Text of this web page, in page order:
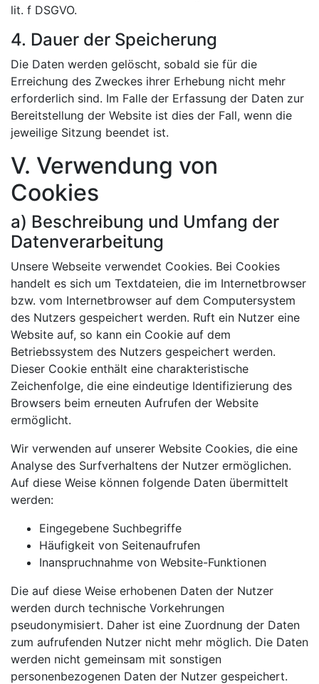
lit. f DSGVO.
4. Dauer der Speicherung
Die Daten werden gelöscht, sobald sie für die
Erreichung des Zweckes ihrer Erhebung nicht mehr
erforderlich sind. Im Falle der Erfassung der Daten zur
Bereitstellung der Website ist dies der Fall, wenn die
jeweilige Sitzung beendet ist.
V. Verwendung von
Cookies
a) Beschreibung und Umfang der
Datenverarbeitung
Unsere Webseite verwendet Cookies. Bei Cookies
handelt es sich um Textdateien, die im Internetbrowser
bzw. vom Internetbrowser auf dem Computersystem
des Nutzers gespeichert werden. Ruft ein Nutzer eine
Website auf, so kann ein Cookie auf dem
Betriebssystem des Nutzers gespeichert werden.
Dieser Cookie enthält eine charakteristische
Zeichenfolge, die eine eindeutige Identifizierung des
Browsers beim erneuten Aufrufen der Website
ermöglicht.
Wir verwenden auf unserer Website Cookies, die eine
Analyse des Surfverhaltens der Nutzer ermöglichen.
Auf diese Weise können folgende Daten übermittelt
werden:
Eingegebene Suchbegriffe
Häufigkeit von Seitenaufrufen
Inanspruchnahme von Website-Funktionen
Die auf diese Weise erhobenen Daten der Nutzer
werden durch technische Vorkehrungen
pseudonymisiert. Daher ist eine Zuordnung der Daten
zum aufrufenden Nutzer nicht mehr möglich. Die Daten
werden nicht gemeinsam mit sonstigen
personenbezogenen Daten der Nutzer gespeichert.